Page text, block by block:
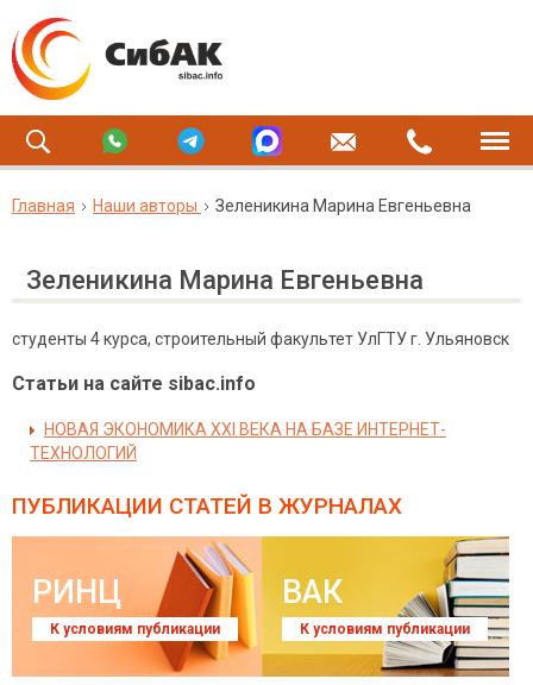
Главная Наши авторы Зеленикина Марина Евгеньевна
Зеленикина Марина Евгеньевна
студенты 4 курса, строительный факультет УлГТУ г. Ульяновск
Статьи на сайте sibac.info
НОВАЯ ЭКОНОМИКА ХХI ВЕКА НА БАЗЕ ИНТЕРНЕТ-
ТЕХНОЛОГИЙ
ПУБЛИКАЦИИ СТАТЕЙ В ЖУРНАЛАХ
РИНЦ
К условиям публикации
ВАК
К условиям публикации